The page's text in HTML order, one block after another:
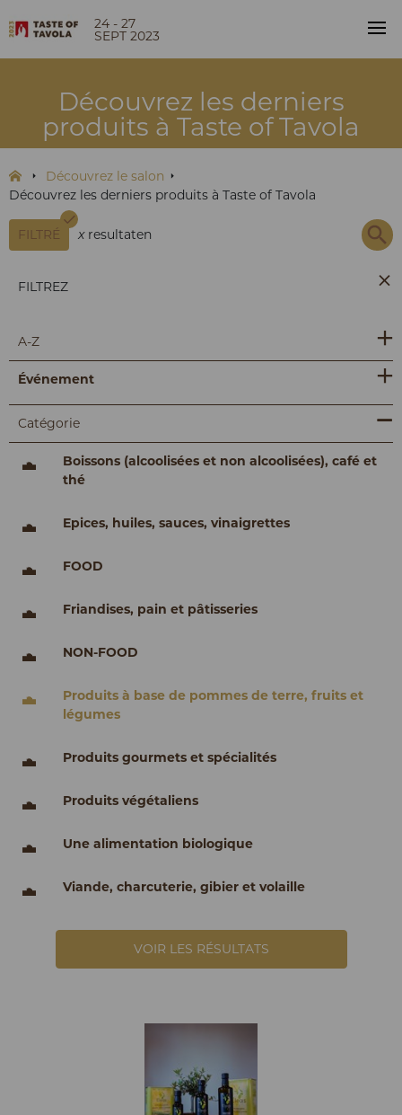
24 - 27
SEPT 2023
Découvrez les derniers
produits à Taste of Tavola
Découvrez le salon
Découvrez les derniers produits à Taste of Tavola
FILTRÉ xresultaten
FILTREZ
A-Z
Événement
Catégorie
Boissons (alcoolisées et non alcoolisées), café et
thé
Epices, huiles, sauces, vinaigrettes
FOOD
Friandises, pain et pâtisseries
NON-FOOD
Produits à base de pommes de terre, fruits et
légumes
Produits gourmets et spécialités
Produits végétaliens
Une alimentation biologique
Viande, charcuterie, gibier et volaille
VOIR LES RÉSULTATS